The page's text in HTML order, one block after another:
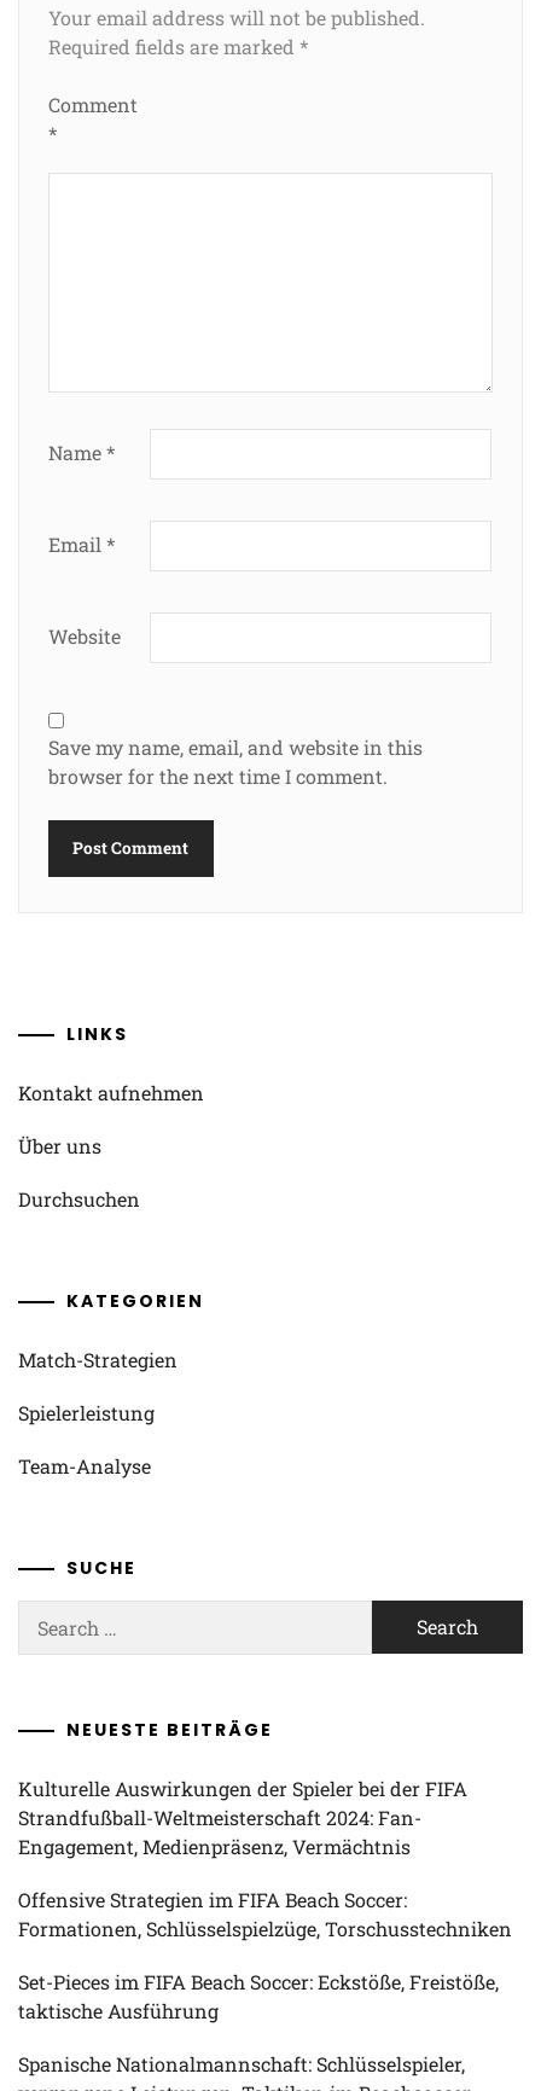
Your email address will not be published.
Required fields are marked *
Comment
*
Name*
Email *
Website
Save my name, email, and website in this
browser for the next time I comment.
LINKS
Kontakt aufnehmen
Über uns
Durchsuchen
KATEGORIEN
Match-Strategien
Spielerleistung
Team-Analyse
SUCHE
for:
NEUESTE BEITRÄGE
Kulturelle Auswirkungen der Spieler bei der FIFA
Strandfußball-Weltmeisterschaft 2024: Fan-
Engagement, Medienpräsenz, Vermächtnis
Offensive Strategien im FIFA Beach Soccer:
Formationen, Schlüsselspielzüge, Torschusstechniken
Set-Pieces im FIFA Beach Soccer: Eckstöße, Freistöße,
taktische Ausführung
Spanische Nationalmannschaft: Schlüsselspieler,